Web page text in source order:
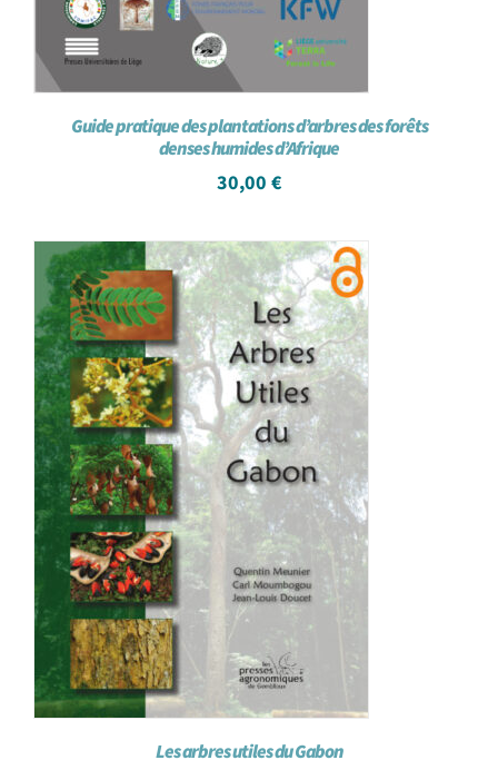
Guide pratique des plantations d’arbres des forêts
denses humides d’Afrique
30,00 €
Les arbres utiles du Gabon